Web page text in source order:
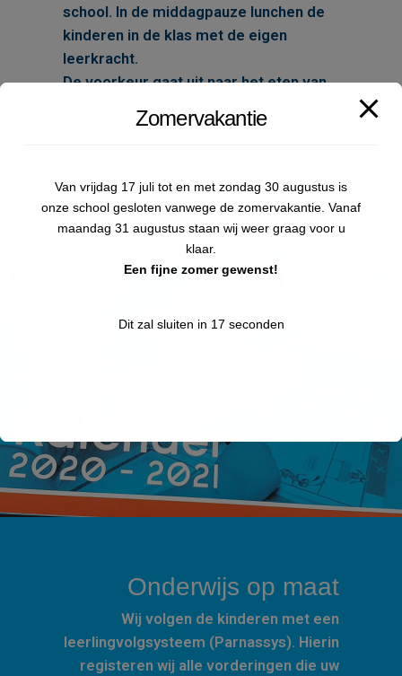
school. In de middagpauze lunchen de
kinderen in de klas met de eigen
leerkracht.
De voorkeur gaat uit naar het eten van
juffen en meesters van ZeS Sport.
Onderwijs op maat
Wij volgen de kinderen met een
leerlingvolgsysteem (Parnassys). Hierin
registeren wij alle vorderingen die uw
Zomervakantie
Van vrijdag 17 juli tot en met zondag 30 augustus is
onze school gesloten vanwege de zomervakantie. Vanaf
maandag 31 augustus staan wij weer graag voor u
klaar.
Een fijne zomer gewenst!
Dit zal sluiten in 17 seconden